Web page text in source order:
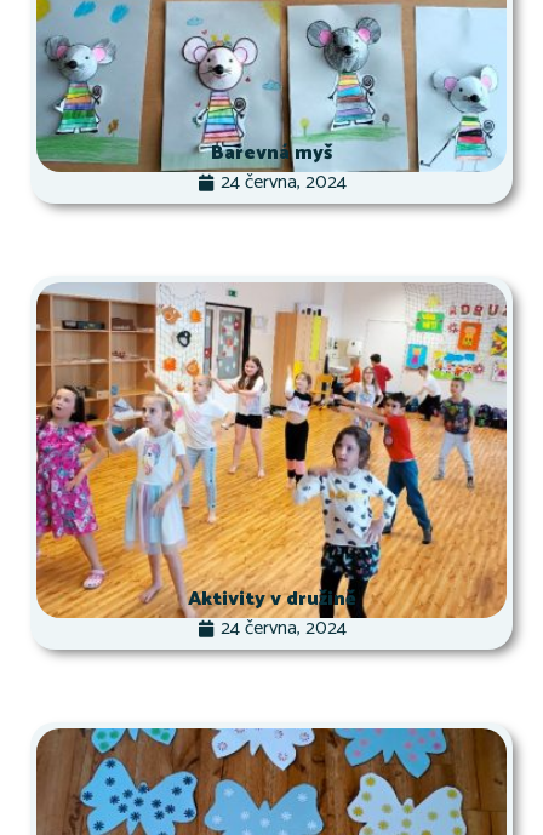
Barevná myš
24 června, 2024
Aktivity v družině
24 června, 2024